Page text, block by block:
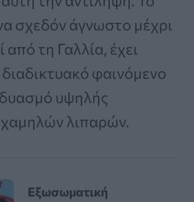
σχεδόν άγνωστο μέχρι
τη Γαλλία, έχει
φαινόμενο
υψηλής
λιπαρών.
Εξωσωματική